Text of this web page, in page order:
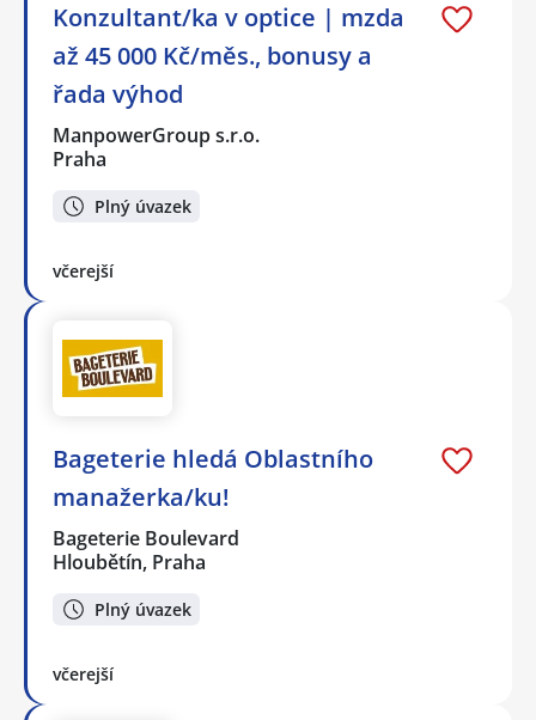
Konzultant/ka v optice | mzda
až 45 000 Kč/měs., bonusy a
řada výhod
ManpowerGroup s.r.o.
Praha
Plný úvazek
včerejší
Bageterie hledá Oblastního
manažerka/ku!
Bageterie Boulevard
Hloubětín, Praha
Plný úvazek
včerejší